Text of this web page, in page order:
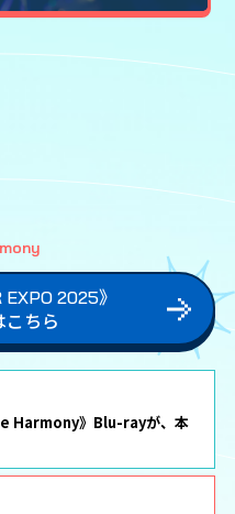
EXPO 2025》
こちら
Harmony》Blu-rayが、本